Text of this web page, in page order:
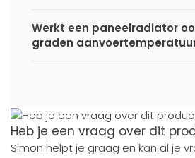
Werkt een paneelradiator
graden
Heb je een vraag over dit
Simon helpt je graag en kan al je